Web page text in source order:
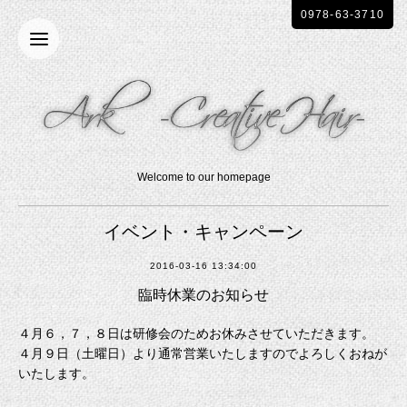
Welcome to our homepage
0978-63-3710
イベント・キャンペーン
2016-03-16 13:34:00
臨時休業のお知らせ
４月６，７，８日は研修会のためお休みさせていただきます。
４月９日（土曜日）より通常営業いたしますのでよろしくおねが
いたします。